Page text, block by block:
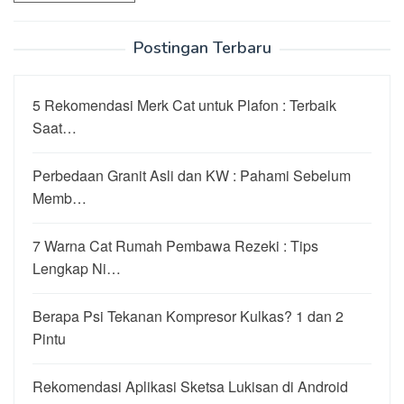
Postingan Terbaru
5 Rekomendasi Merk Cat untuk Plafon : Terbaik
Saat…
Perbedaan Granit Asli dan KW : Pahami Sebelum
Memb…
7 Warna Cat Rumah Pembawa Rezeki : Tips
Lengkap Ni…
Berapa Psi Tekanan Kompresor Kulkas? 1 dan 2
Pintu
Rekomendasi Aplikasi Sketsa Lukisan di Android